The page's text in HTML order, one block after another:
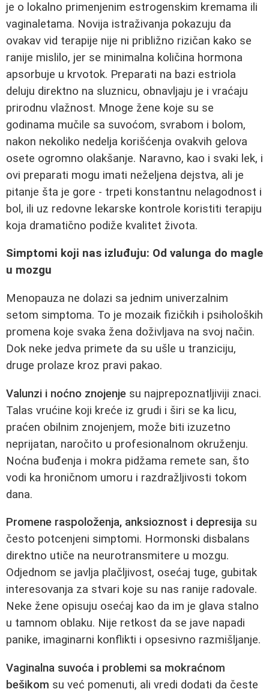
je o lokalno primenjenim estrogenskim kremama ili
vaginaletama. Novija istraživanja pokazuju da
ovakav vid terapije nije ni približno rizičan kako se
ranije mislilo, jer se minimalna količina hormona
apsorbuje u krvotok. Preparati na bazi estriola
deluju direktno na sluznicu, obnavljaju je i vraćaju
prirodnu vlažnost. Mnoge žene koje su se
godinama mučile sa suvoćom, svrabom i bolom,
nakon nekoliko nedelja korišćenja ovakvih gelova
osete ogromno olakšanje. Naravno, kao i svaki lek, i
ovi preparati mogu imati neželjena dejstva, ali je
pitanje šta je gore - trpeti konstantnu nelagodnost i
bol, ili uz redovne lekarske kontrole koristiti terapiju
koja dramatično podiže kvalitet života.
Simptomi koji nas izluđuju: Od valunga do magle
u mozgu
Menopauza ne dolazi sa jednim univerzalnim
setom simptoma. To je mozaik fizičkih i psiholoških
promena koje svaka žena doživljava na svoj način.
Dok neke jedva primete da su ušle u tranziciju,
druge prolaze kroz pravi pakao.
Valunzi i noćno znojenje su najprepoznatljiviji znaci.
Talas vrućine koji kreće iz grudi i širi se ka licu,
praćen obilnim znojenjem, može biti izuzetno
neprijatan, naročito u profesionalnom okruženju.
Noćna buđenja i mokra pidžama remete san, što
vodi ka hroničnom umoru i razdražljivosti tokom
dana.
Promene raspoloženja, anksioznost i depresija su
često potcenjeni simptomi. Hormonski disbalans
direktno utiče na neurotransmitere u mozgu.
Odjednom se javlja plačljivost, osećaj tuge, gubitak
interesovanja za stvari koje su nas ranije radovale.
Neke žene opisuju osećaj kao da im je glava stalno
u tamnom oblaku. Nije retkost da se jave napadi
panike, imaginarni konflikti i opsesivno razmišljanje.
Vaginalna suvoća i problemi sa mokraćnom
bešikom su već pomenuti, ali vredi dodati da česte